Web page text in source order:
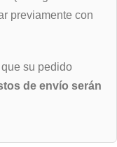
previamente con
su pedido
de envío serán